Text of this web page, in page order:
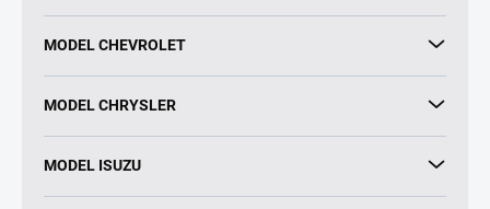
MODEL CHEVROLET
MODEL CHRYSLER
MODEL ISUZU